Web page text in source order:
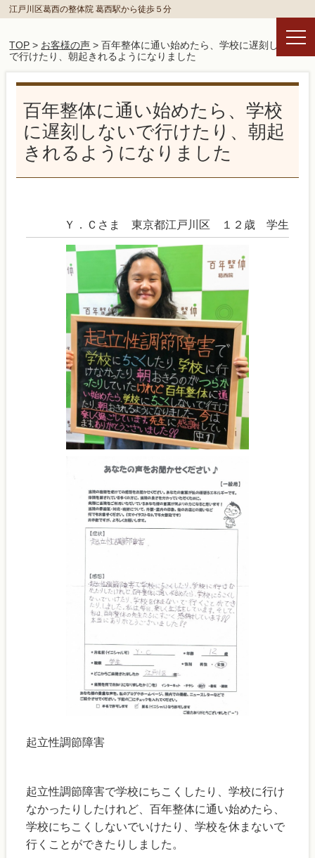
江戸川区葛西の整体院 葛西駅から徒歩５分
TOP > お客様の声 > 百年整体に通い始めたら、学校に遅刻しない
で行けたり、朝起きれるようになりました
百年整体に通い始めたら、学校
に遅刻しないで行けたり、朝起
きれるようになりました
Ｙ．Ｃさま 東京都江戸川区 １２歳 学生
起立性調節障害
起立性調節障害で学校にちこくしたり、学校に行け
なかったりしたけれど、百年整体に通い始めたら、
学校にちこくしないでいけたり、学校を休まないで
行くことができたりしました。